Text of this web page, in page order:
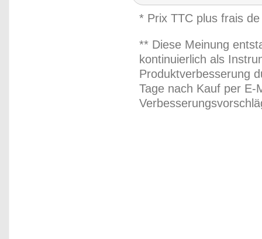
* Prix TTC plus frais
** Diese Meinung
kontinuierlich als
Produktverbesserung
Tage nach Kauf per E-